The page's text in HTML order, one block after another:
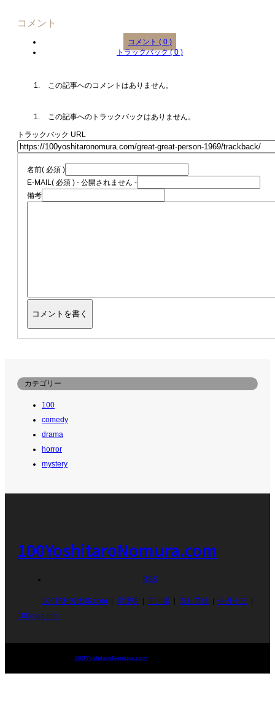
コメント
コメント ( 0 )
トラックバック ( 0 )
この記事へのコメントはありません。
この記事へのトラックバックはありません。
トラックバック URL
名前( 必須 )
E-MAIL( 必須 ) - 公開されません -
備考
カテゴリー
100
comedy
drama
horror
mystery
100YoshitaroNomura.com
RSS
100野村芳太郎.com 黒澤明 市川崑 五社英雄
伊丹十三
100eiga.info
100YoshitaroNomura.com. All Rights Reserved.